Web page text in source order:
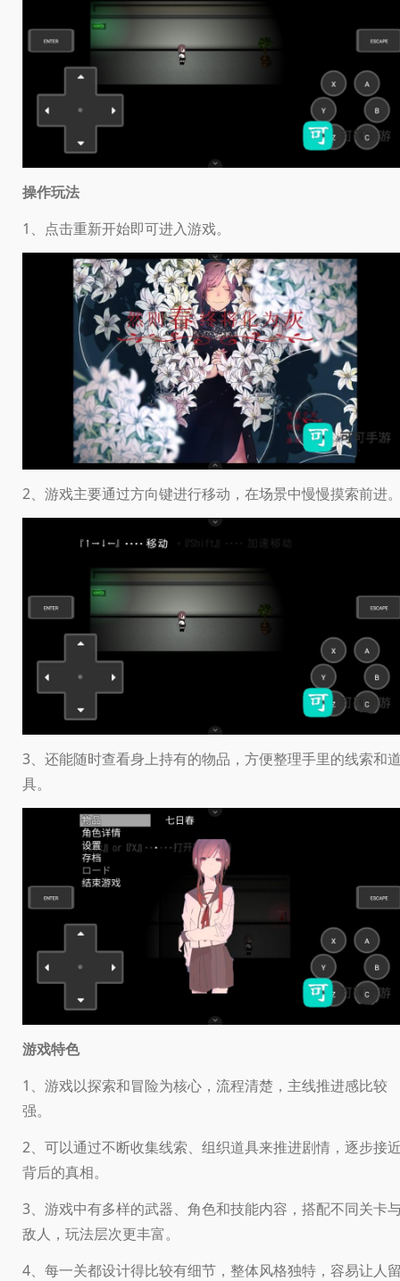
操作玩法
1、点击重新开始即可进入游戏。
2、游戏主要通过方向键进行移动，在场景中慢慢摸索前进
3、还能随时查看身上持有的物品，方便整理手里的线索和
具。
游戏特色
1、游戏以探索和冒险为核心，流程清楚，主线推进感比较
强。
2、可以通过不断收集线索、组织道具来推进剧情，逐步接
背后的真相。
3、游戏中有多样的武器、角色和技能内容，搭配不同关卡
敌人，玩法层次更丰富。
4、每一关都设计得比较有细节，整体风格独特，容易让人